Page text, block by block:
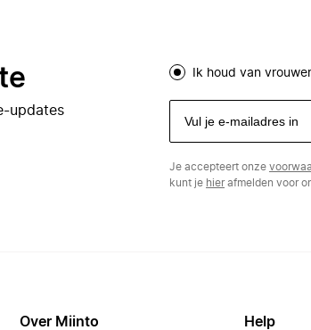
updates
Ik houd van
Je accepteert onze
kunt je hierafmelden voor
Over Miinto Help